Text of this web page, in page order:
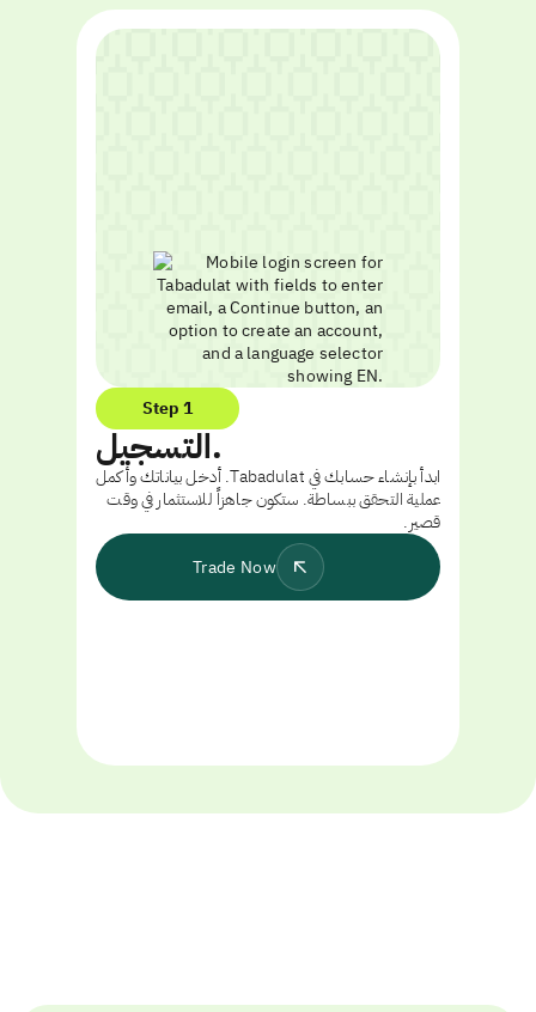
Step 1
التسجيل.
ابدأ بإنشاء حسابك في Tabadulat. أدخل بياناتك وأكمل
عملية التحقق ببساطة. ستكون جاهزاً للاستثمار في وقت
قصير.
Trade Now